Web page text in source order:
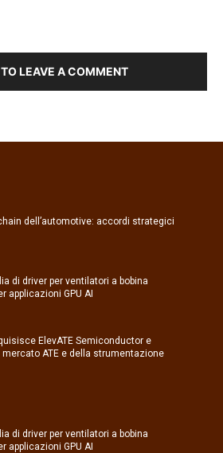
LEAVE A COMMENT
dell’automotive: accordi strategici
di driver per ventilatori a bobina
applicazioni GPU AI
ElevATE Semiconductor e
ATE e della strumentazione
di driver per ventilatori a bobina
applicazioni GPU AI